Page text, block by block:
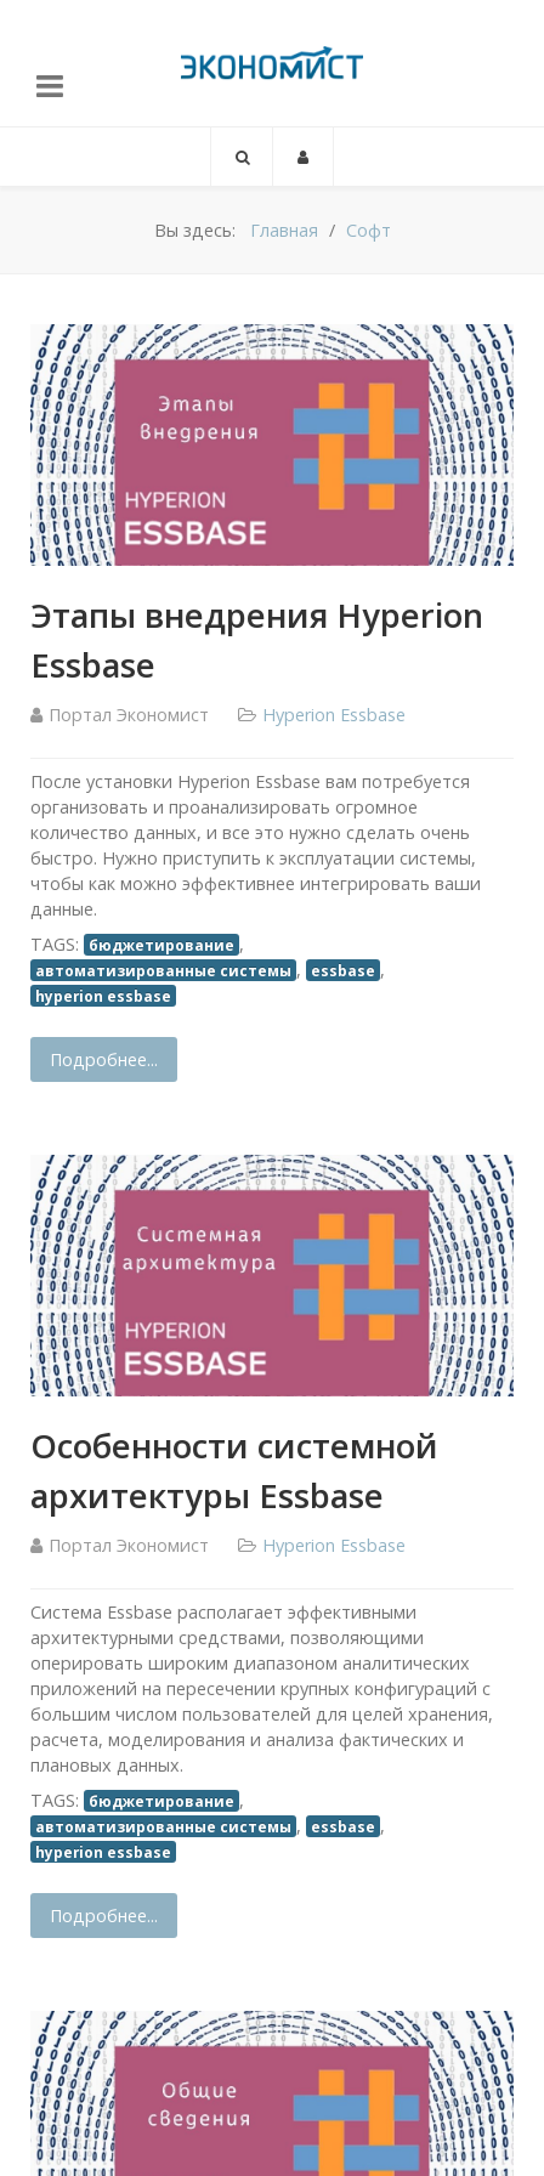
Вы здесь: Главная Софт
Этапы внедрения Hyperion
Essbase
Портал Экономист Hyperion Essbase
После установки Hyperion Essbase вам потребуется
организовать и проанализировать огромное
количество данных, и все это нужно сделать очень
быстро. Нужно приступить к эксплуатации системы,
чтобы как можно эффективнее интегрировать ваши
данные.
TAGS:
бюджетирование ,
автоматизированные системы , essbase ,
hyperion essbase
Подробнее...
Особенности системной
архитектуры Essbase
Портал Экономист Hyperion Essbase
Система Essbase располагает эффективными
архитектурными средствами, позволяющими
оперировать широким диапазоном аналитических
приложений на пересечении крупных конфигураций с
большим числом пользователей для целей хранения,
расчета, моделирования и анализа фактических и
плановых данных.
TAGS:
бюджетирование ,
автоматизированные системы , essbase ,
hyperion essbase
Подробнее...